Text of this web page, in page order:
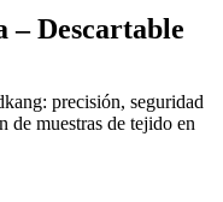
– Descartable
precisión, seguridad
de muestras de tejido en